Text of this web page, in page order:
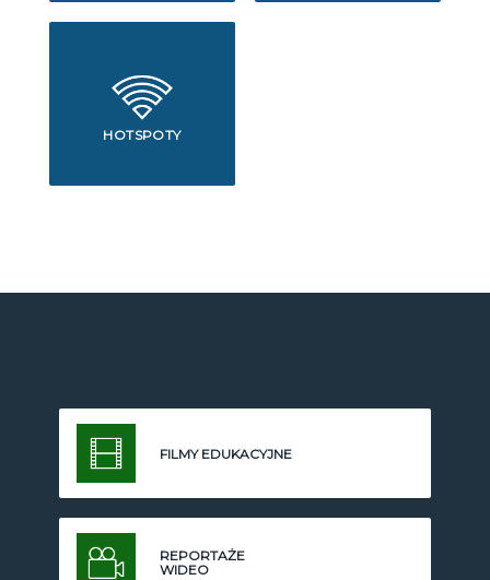
HOTSPOTY
FILMY EDUKACYJNE
REPORTAŻE
WIDEO